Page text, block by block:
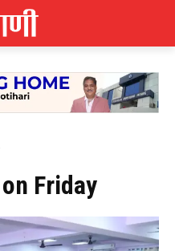
Friday